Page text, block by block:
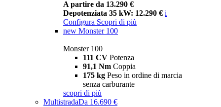
A partire da 13.290 €
Depotenziata 35 kW: 12.290 € i
Configura Scopri di più
new Monster 100
Monster 100
111 CV Potenza
91,1 Nm Coppia
175 kg Peso in ordine di marcia
senza carburante
scopri di più
MultistradaDa 16.690 €